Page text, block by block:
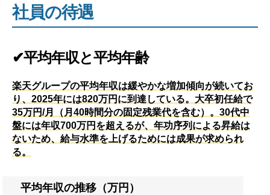
社員の待遇
✔平均年収と平均年齢
楽天グループの平均年収は緩やかな増加傾向が続いてお
り、2025年には820万円に到達している。大卒初任給で
35万円/月（月40時間分の固定残業代を含む）。30代中
盤には年収700万円を超えるが、年功序列による昇給は
ないため、給与水準を上げるためには成果が求められ
る。
平均年収の推移（万円）